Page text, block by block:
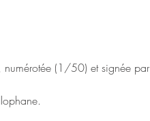
(1/50) et signée par